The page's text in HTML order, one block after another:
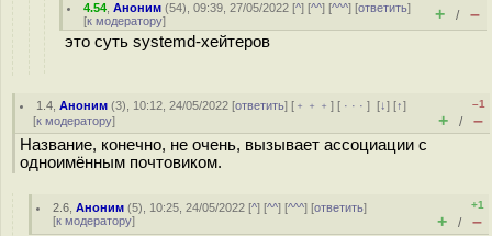
4.54 ,Аноним (54), 09:39, 27/05/2022 [^] [^^] [^^^] [ответить]
[к модератору] + / –
это суть systemd-хейтеров
1.4 ,Аноним (3), 10:12, 24/05/2022 [ответить] [ ﹢﹢﹢] [ · · ·][↓] [↑]
[к модератору]
–1
+ / –
Название, конечно, не очень, вызывает ассоциации с
одноимённым почтовиком.
2.6 ,Аноним (5), 10:25, 24/05/2022 [^] [^^] [^^^] [ответить]
[к модератору]
+1
+ / –